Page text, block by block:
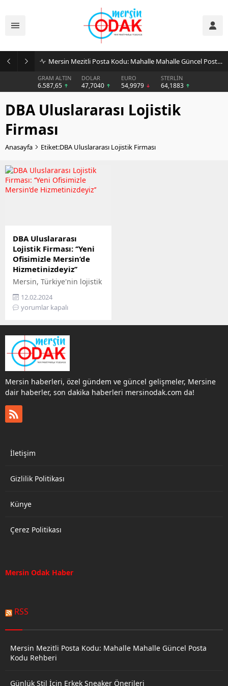
Mersin Mezitli Posta Kodu: Mahalle Mahalle Güncel Posta Kodu Rehberi
GRAM ALTIN
6.587,65
DOLAR
47,7040
EURO
54,9979
STERLİN
64,1883
DBA Uluslararası Lojistik
Firması
Anasayfa Etiket:DBA Uluslararası Lojistik Firması
DBA Uluslararası
Lojistik Firması: ‘’Yeni
Ofisimizle Mersin’de
Hizmetinizdeyiz’’
Mersin, Türkiye'nin lojistik
konumunda bulunuyor ve
DBA Uluslararası Lojistik
müşterilerine daha etkin
hizmet sunabilmek
amacıyla şubesini burada
açtı.
12.02.2024
yorumlar kapalı
Mersin haberleri, özel gündem ve güncel gelişmeler, Mersine
dair haberler, son dakika haberleri mersinodak.com da!
İletişim
Gizlilik Politikası
Künye
Çerez Politikası
Mersin Odak Haber
RSS
Mersin Mezitli Posta Kodu: Mahalle Mahalle Güncel Posta
Kodu Rehberi
Günlük Stil İçin Erkek Sneaker Önerileri